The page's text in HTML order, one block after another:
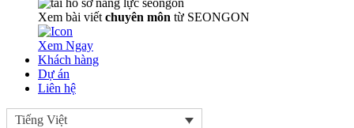
Xem bài viết chuyên môn từ SEONGON
Xem Ngay
Khách hàng
Dự án
Liên hệ
Tiếng Việt